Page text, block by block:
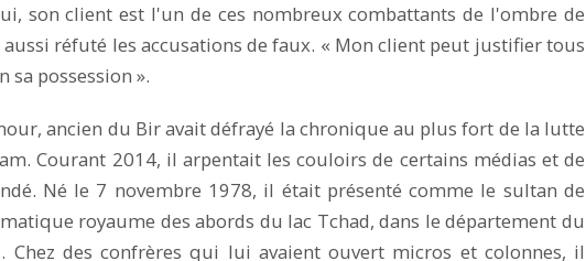
son client est l'un de ces nombreux combattants de l'ombre de
aussi réfuté les accusations de faux. « Mon client peut justifier tous
sa possession ».
ancien du Bir avait défrayé la chronique au plus fort de la lutte
Courant 2014, il arpentait les couloirs de certains médias et de
Né le 7 novembre 1978, il était présenté comme le sultan de
royaume des abords du lac Tchad, dans le département du
Chez des confrères qui lui avaient ouvert micros et colonnes, il